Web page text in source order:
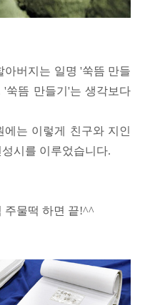
아버지는 일명 '쑥뜸 만들
쑥뜸 만들기'는 생각보다
는 이렇게 친구와 지인
시를 이루었습니다.
주물떡 하면 끝!^^